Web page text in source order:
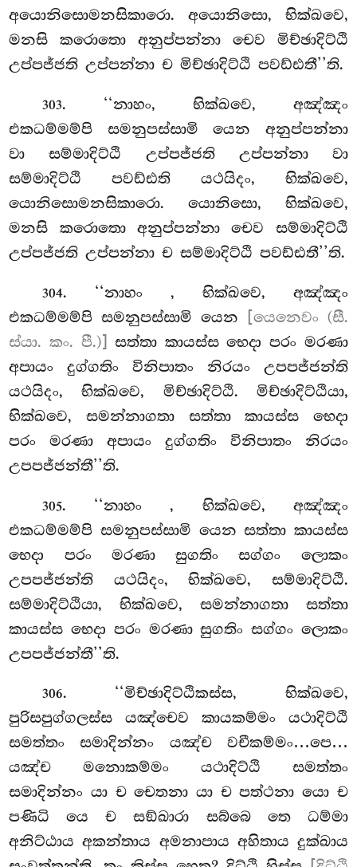
අයොනිසොමනසිකාරො. අයොනිසො, භික්ඛවෙ,
මනසි කරොතො අනුප්පන්නා චෙව මිච්ඡාදිට්ඨි
උප්පජ්ජති උප්පන්නා ච මිච්ඡාදිට්ඨි පවඩ්ඪතී’’ති.
303. ‘‘නාහං, භික්ඛවෙ, අඤ්ඤං
එකධම්මම්පි සමනුපස්සාමි යෙන අනුප්පන්නා
වා සම්මාදිට්ඨි උප්පජ්ජති උප්පන්නා වා
සම්මාදිට්ඨි පවඩ්ඪති යථයිදං, භික්ඛවෙ,
යොනිසොමනසිකාරො. යොනිසො, භික්ඛවෙ,
මනසි කරොතො අනුප්පන්නා චෙව සම්මාදිට්ඨි
උප්පජ්ජති උප්පන්නා ච සම්මාදිට්ඨි පවඩ්ඪතී’’ති.
304. ‘‘නාහං , භික්ඛවෙ, අඤ්ඤං
එකධම්මම්පි සමනුපස්සාමි යෙන
[යෙනෙවං (සී.
ස්යා. කං. පී.)] සත්තා කායස්ස භෙදා පරං මරණා
අපායං දුග්ගතිං විනිපාතං නිරයං උපපජ්ජන්ති
යථයිදං, භික්ඛවෙ, මිච්ඡාදිට්ඨි. මිච්ඡාදිට්ඨියා,
භික්ඛවෙ, සමන්නාගතා සත්තා කායස්ස භෙදා
පරං මරණා අපායං දුග්ගතිං විනිපාතං නිරයං
උපපජ්ජන්තී’’ති.
305. ‘‘නාහං, භික්ඛවෙ, අඤ්ඤං
එකධම්මම්පි සමනුපස්සාමි යෙන සත්තා කායස්ස
භෙදා පරං මරණා සුගතිං සග්ගං ලොකං
උපපජ්ජන්ති යථයිදං, භික්ඛවෙ, සම්මාදිට්ඨි.
සම්මාදිට්ඨියා, භික්ඛවෙ, සමන්නාගතා සත්තා
කායස්ස භෙදා පරං මරණා සුගතිං සග්ගං ලොකං
උපපජ්ජන්තී’’ති.
306. ‘‘මිච්ඡාදිට්ඨිකස්ස, භික්ඛවෙ,
පුරිසපුග්ගලස්ස යඤ්චෙව කායකම්මං යථාදිට්ඨි
සමත්තං සමාදින්නං යඤ්ච වචීකම්මං…පෙ…
යඤ්ච මනොකම්මං යථාදිට්ඨි සමත්තං
සමාදින්නං යා ච චෙතනා යා ච පත්ථනා යො ච
පණිධි යෙ ච සඞ්ඛාරා සබ්බෙ තෙ ධම්මා
අනිට්ඨාය අකන්තාය අමනාපාය අහිතාය දුක්ඛාය